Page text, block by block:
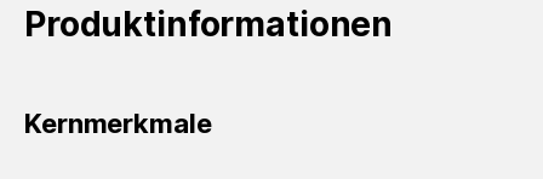
Produktinformationen
Kernmerkmale